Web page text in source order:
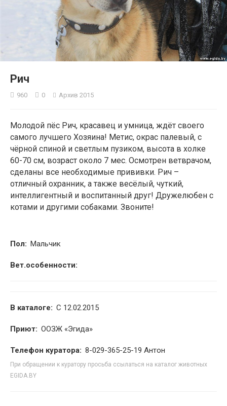
Рич
960 0 Архив 2015
Молодой пёс Рич, красавец и умница, ждёт своего
самого лучшего Хозяина! Метис, окрас палевый, с
чёрной спиной и светлым пузиком, высота в холке
60-70 см, возраст около 7 мес. Осмотрен ветврачом,
сделаны все необходимые прививки. Рич –
отличный охранник, а также весёлый, чуткий,
интеллигентный и воспитанный друг! Дружелюбен с
котами и другими собаками. Звоните!
Пол: Мальчик
Вет.особенности:
В каталоге: С 12.02.2015
Приют: ООЗЖ «Эгида»
Телефон куратора: 8-029-365-25-19 Антон
При обращении к куратору просьба ссылаться на каталог животных
EGIDA.BY
3